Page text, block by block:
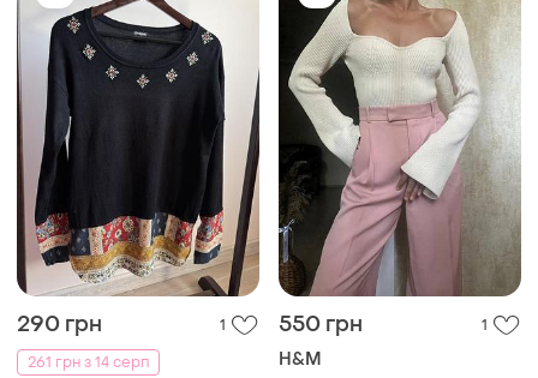
290 грн
1
261 грн з 14 серп
550 грн 1
H&M